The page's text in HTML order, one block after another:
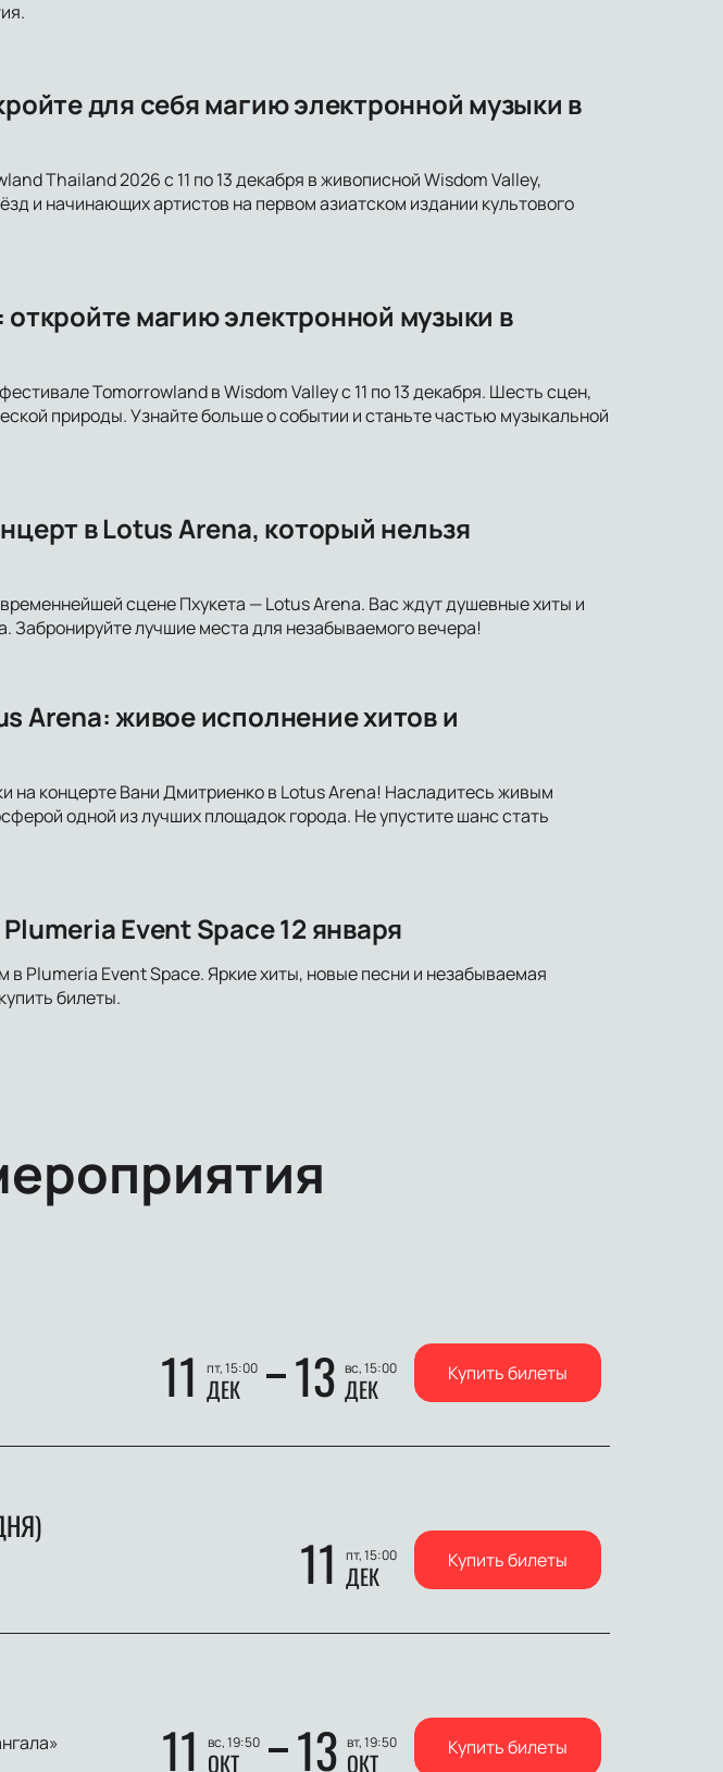
для себя магию электронной музыки в
Thailand 2026 с 11 по 13 декабря в живописной Wisdom Valley,
и начинающих артистов на первом азиатском издании культового
магию электронной музыки в
Tomorrowland в Wisdom Valley с 11 по 13 декабря. Шесть сцен,
природы. Узнайте больше о событии и станьте частью музыкальной
в Lotus Arena, который нельзя
сцене Пхукета — Lotus Arena. Вас ждут душевные хиты и
Забронируйте лучшие места для незабываемого вечера!
Arena: живое исполнение хитов и
на концерте Вани Дмитриенко в Lotus Arena! Насладитесь живым
одной из лучших площадок города. Не упустите шанс стать
Event Space 12 января
в Plumeria Event Space. Яркие хиты, новые песни и незабываемая
билеты.
11 пт, 15:00
ДЕК 13 вс, 15:00
ДЕК Купить билеты
11 пт, 15:00
ДЕК Купить билеты
11 вс, 19:50
ОКТ 13 вт, 19:50
ОКТ Купить билеты